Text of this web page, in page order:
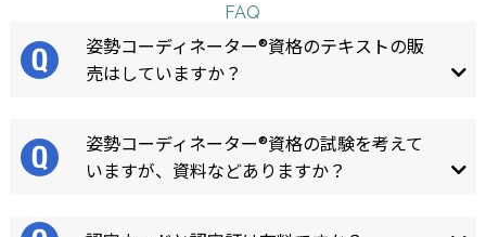
FAQ
姿勢コーディネーター®資格のテキストの販
売はしていますか？
姿勢コーディネーター®資格の試験を考えて
いますが、資料などありますか？